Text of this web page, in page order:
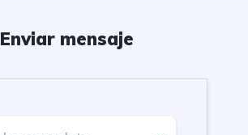
Enviar mensaje